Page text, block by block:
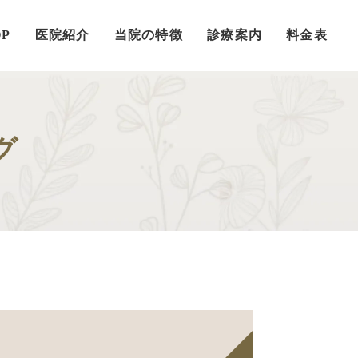
医院紹介 当院の特徴 診療案内 料金表